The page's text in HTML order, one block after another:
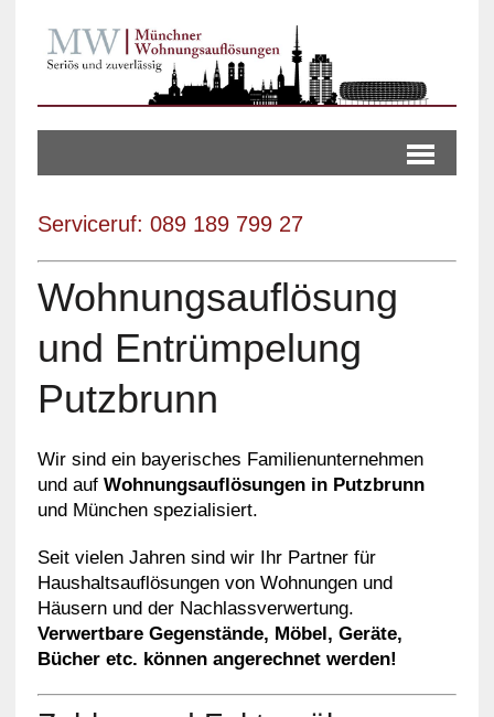
Serviceruf: 089 189 799 27
Wohnungsauflösung
und Entrümpelung
Putzbrunn
Wir sind ein bayerisches Familienunternehmen
und auf Wohnungsauflösungen in Putzbrunn
und München spezialisiert.
Seit vielen Jahren sind wir Ihr Partner für
Haushaltsauflösungen von Wohnungen und
Häusern und der Nachlassverwertung.
Verwertbare Gegenstände, Möbel, Geräte,
Bücher etc. können angerechnet werden!